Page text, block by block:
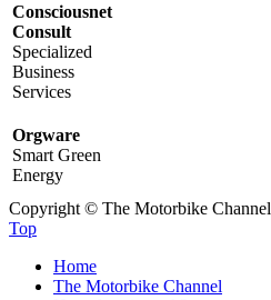
Consciousnet
Consult
Specialized
Business
Services
Orgware
Smart Green
Energy
Copyright © The Motorbike Channel
Top
Home
The Motorbike Channel